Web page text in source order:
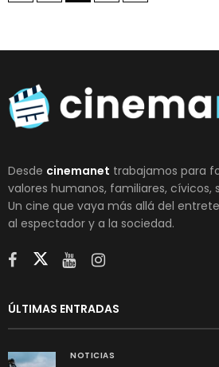
Desde cinemanet trabajamos para
valores humanos, familiares, cívicos,
Un cine que vaya más allá del
al espectador y a la sociedad.
ÚLTIMAS ENTRADAS
NOTICIAS